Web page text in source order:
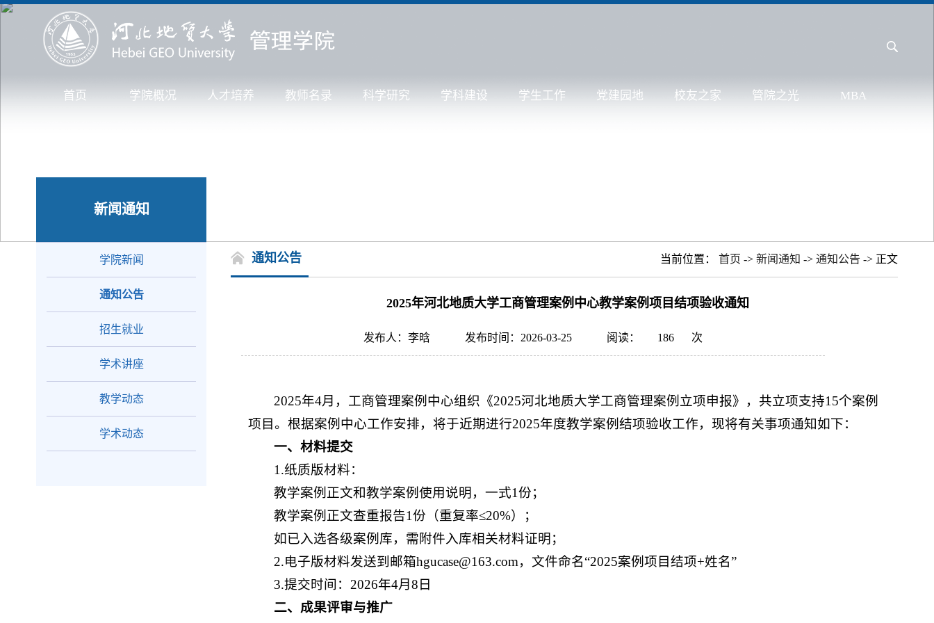
首页 学院概况 人才培养 教师名录 科学研究 学科建设 学生工作 党建园地 校友之家 管院之光 MBA
新闻通知
学院新闻
通知公告
招生就业
学术讲座
教学动态
学术动态
当前位置： 首页 -> 新闻通知 -> 通知公告 -> 正文
通知公告
2025年河北地质大学工商管理案例中心教学案例项目结项验收通知
发布人：李晗 发布时间：2026-03-25 阅读： 186 次
2025年4月，工商管理案例中心组织《2025河北地质大学工商管理案例立项申报》，共立项支持15个案例
项目。根据案例中心工作安排，将于近期进行2025年度教学案例结项验收工作，现将有关事项通知如下：
一、材料提交
1.纸质版材料：
教学案例正文和教学案例使用说明，一式1份；
教学案例正文查重报告1份（重复率≤20%）；
如已入选各级案例库，需附件入库相关材料证明；
2.电子版材料发送到邮箱hgucase@163.com，文件命名“2025案例项目结项+姓名”
3.提交时间：2026年4月8日
二、成果评审与推广